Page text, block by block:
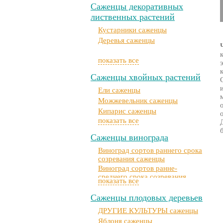
Почвопокровные розы саженцы
Штамбовые розы саженцы
Кустовые розы саженцы (см.
Чайно-гибридные)
(см. Бордюрные)
Вьющиеся)
Саженцы декоративных
лиственных растений
Кустарники саженцы
Деревья саженцы
показать все
Саженцы хвойных растений
Ели саженцы
Можжевельник саженцы
Кипарис саженцы
Сосна саженцы
показать все
Саженцы винограда
Виноград сортов раннего срока
созревания саженцы
Виноград сортов ранне-
среднего срока созревания
саженцы
созревания саженцы
Виноград сортов средне-
позднего срока созревания
показать все
Саженцы плодовых деревьев
ДРУГИЕ КУЛЬТУРЫ саженцы
Яблоня саженцы